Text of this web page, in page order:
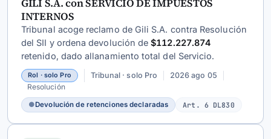
GILI S.A. con SERVICIO DE IMPUESTOS
INTERNOS
Tribunal acoge reclamo de Gili S.A. contra Resolución
del SII y ordena devolución de$112.227.874
retenido, dado allanamiento total del Servicio.
Rol · solo Pro Tribunal · solo Pro
2026 ago 05
Resolución
●Devolución de retenciones declaradas Art. 6 DL830